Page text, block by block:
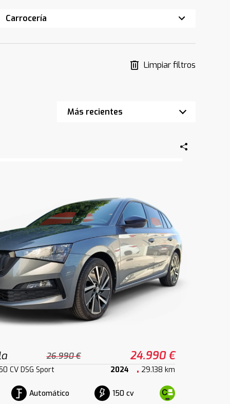
Carrocería
Limpiar filtros
26.990 € 24.990 €
CV DSG Sport 2024 29.138 km
Automático 150 cv